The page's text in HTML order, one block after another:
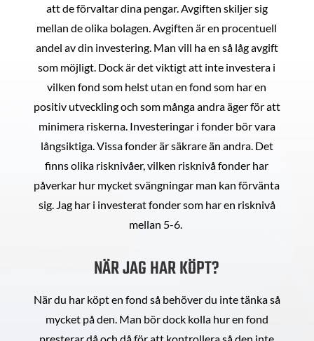
att de förvaltar dina pengar. Avgiften skiljer sig
mellan de olika bolagen. Avgiften är en procentuell
andel av din investering. Man vill ha en så låg avgift
som möjligt. Dock är det viktigt att inte investera i
vilken fond som helst utan en fond som har en
positiv utveckling och som många andra äger för att
minimera riskerna. Investeringar i fonder bör vara
långsiktiga. Vissa fonder är säkrare än andra. Det
finns olika risknivåer, vilken risknivå fonder har
påverkar hur mycket svängningar man kan förvänta
sig. Jag har i investerat fonder som har en risknivå
mellan 5-6.
NÄR JAG HAR KÖPT?
När du har köpt en fond så behöver du inte tänka så
mycket på den. Man bör dock kolla hur en fond
presterar då och då för att kontrollera så den inte